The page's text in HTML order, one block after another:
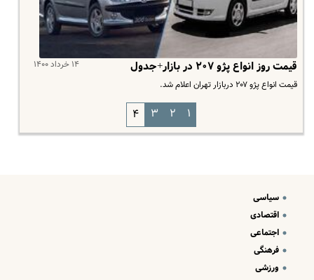
۱۴ خرداد ۱۴۰۰ قیمت روز انواع پژو ۲۰۷ در بازار+جدول
قیمت انواع پژو ۲۰۷ دربازار تهران اعلام شد.
۱ ۲ ۳ ۴
سیاسی
اقتصادی
اجتماعی
فرهنگی
ورزشی